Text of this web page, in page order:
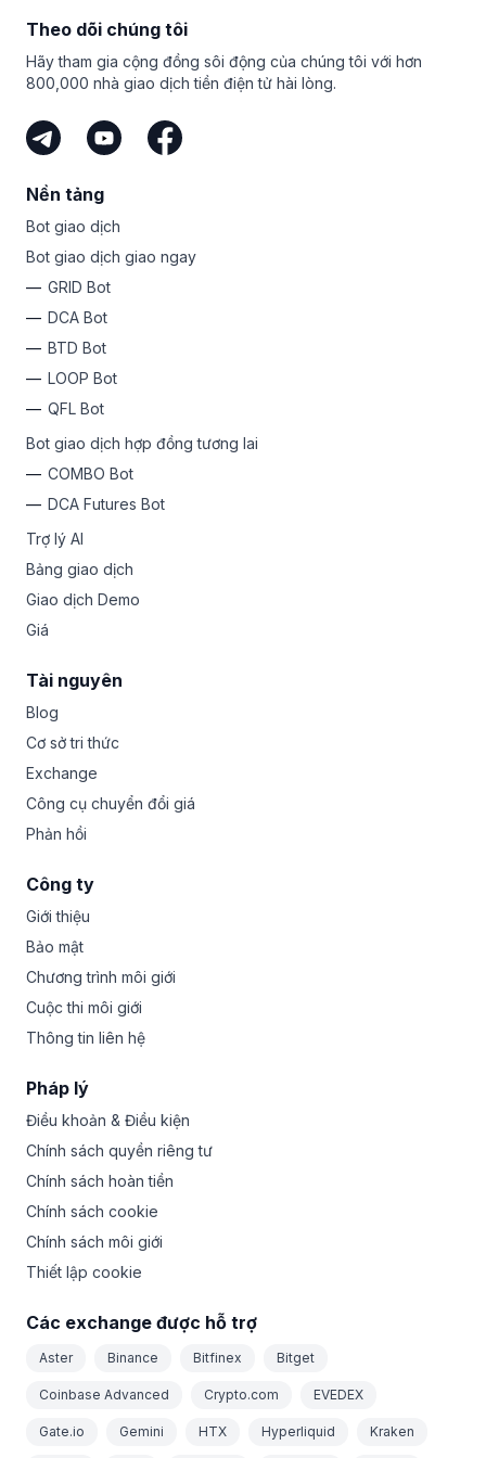
Bitsgap. Miễn là bạn có đối tượng mục tiêu và chia sẻ liên
kết duy nhất của mình, bạn có thể kiếm tiền với tư cách là
đơn vị tiếp thị liên kết của Bitsgap. Đó là cách dễ nhất để
kiếm tiền từ tiền mã hóa mà không phải mạo hiểm số tiền
của chính bạn.
Theo dõi chúng tôi
Hãy tham gia cộng đồng sôi động của chúng tôi với hơn
800,000 nhà giao dịch tiền điện tử hài lòng.
Nền tảng
Bot giao dịch
Bot giao dịch giao ngay
GRID Bot
DCA Bot
BTD Bot
LOOP Bot
QFL Bot
Bot giao dịch hợp đồng tương lai
COMBO Bot
DCA Futures Bot
Trợ lý AI
Bảng giao dịch
Giao dịch Demo
Giá
Tài nguyên
Blog
Cơ sở tri thức
Exchange
Công cụ chuyển đổi giá
Phản hồi
Công ty
Giới thiệu
Bảo mật
Chương trình môi giới
Cuộc thi môi giới
Thông tin liên hệ
Pháp lý
Điều khoản & Điều kiện
Chính sách quyền riêng tư
Chính sách hoàn tiền
Chính sách cookie
Chính sách môi giới
Thiết lập cookie
Các exchange được hỗ trợ
Aster Binance Bitfinex Bitget
Coinbase Advanced Crypto.com EVEDEX
Gate.io Gemini HTX Hyperliquid Kraken